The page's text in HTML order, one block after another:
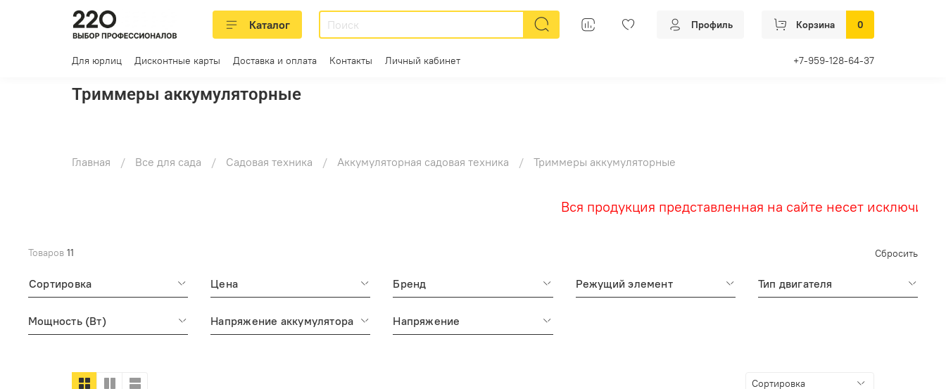
Каталог Профиль Корзина 0
Для юрлиц Дисконтные карты Доставка и оплата Контакты Личный кабинет +7-959-128-64-37
Триммеры аккумуляторные
Главная Все для сада Садовая техника Аккумуляторная садовая техника Триммеры аккумуляторные
Вся продукция представленная на сайте несет
Товаров 11 Сбросить
Сортировка Цена Бренд Режущий элемент Тип двигателя
Мощность (Вт) Напряжение аккумулятора Напряжение